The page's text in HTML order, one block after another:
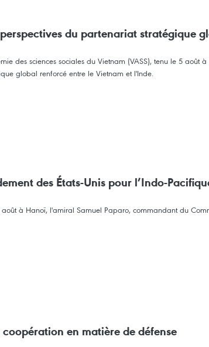
du partenariat stratégique
des sciences sociales du Vietnam (VASS), tenu le 5
global renforcé entre le Vietnam et l'Inde.
des États-Unis pour l’Indo-
à Hanoï, l'amiral Samuel Paparo, commandant du
en matière de défense